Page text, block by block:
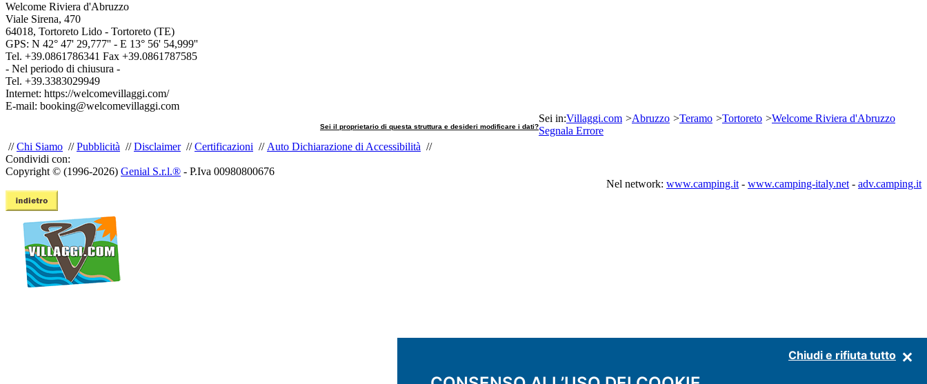
Chiudi e rifiuta tutto
Welcome Riviera d'Abruzzo
Viale Sirena, 470
64018, Tortoreto Lido - Tortoreto (TE)
GPS: N 42° 47' 29,777'' - E 13° 56' 54,999''
Tel. +39.0861786341 Fax +39.0861787585
- Nel periodo di chiusura -
Tel. +39.3383029949
Internet: https://welcomevillaggi.com/
E-mail: booking@welcomevillaggi.com
Sei il proprietario di questa struttura e desideri modificare i dati?
Sei in:Villaggi.com >Abruzzo >Teramo >Tortoreto >Welcome Riviera d'Abruzzo
Segnala Errore
//Chi Siamo //Pubblicità //Disclaimer//Certificazioni // Auto Dichiarazione di Accessibilità //
Condividi con:
Copyright © (1996-2026) Genial S.r.l.® - P.Iva 00980800676
Nel network: www.camping.it - www.camping-italy.net - adv.camping.it